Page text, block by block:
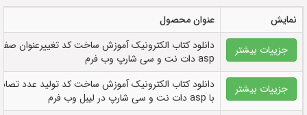
نمایش
عنوان محصول
جزییات بیشتر
دانلود کتاب الکترونيک آموزش ساخت کد تغییرعنوان
asp دات نت و سی شارپ وب فرم
جزییات بیشتر
دانلود کتاب الکترونيک آموزش ساخت کد تولید عدد
با asp دات نت و سی شارپ در لیبل وب فرم